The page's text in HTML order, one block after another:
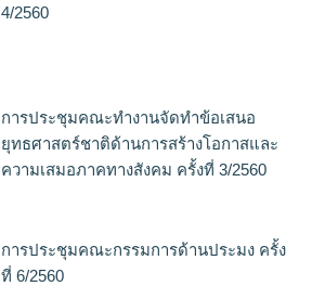
4/2560
การประชุมคณะทำงานจัดทำข้อเสนอ
ยุทธศาสตร์ชาติด้านการสร้างโอกาสและ
ความเสมอภาคทางสังคม ครั้งที่ 3/2560
การประชุมคณะกรรมการด้านประมง ครั้ง
ที่ 6/2560